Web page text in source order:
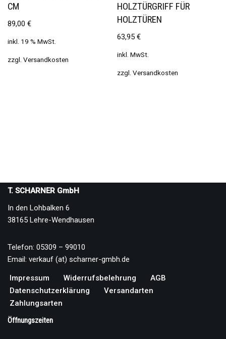
CM
89,00 €
inkl. 19 % MwSt.
zzgl. Versandkosten
OLZTÜRGRIFF FÜR H
OLZTÜREN
63,95€
inkl. MwSt.
zzgl.Versandkosten
T. SCHARNER GmbH
In den Lohbalken 6
38165 Lehre-Wendhausen
Telefon: 05309 – 99010
Email: verkauf (at) scharner-gmbh.de
Impressum Widerrufsbelehrung
AGB
Datenschutzerklärung
Versandarten
Zahlungsarten
Öffnungszeiten